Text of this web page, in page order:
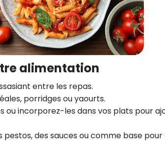
alimentation
entre les repas.
porridges ou yaourts.
ou incorporez-les dans vos plats pour
pestos, des sauces ou comme base pour